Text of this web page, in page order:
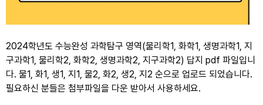
2024학년도 수능완성 과학탐구 영역(물리학1, 화학1, 생명과학1, 지
구과학1, 물리학2, 화학2, 생명과학2, 지구과학2) 답지 pdf 파일입니
다. 물1, 화1, 생1, 지1, 물2, 화2, 생2, 지2 순으로 업로드 되었습니다.
필요하신 분들은 첨부파일을 다운 받아서 사용하세요.